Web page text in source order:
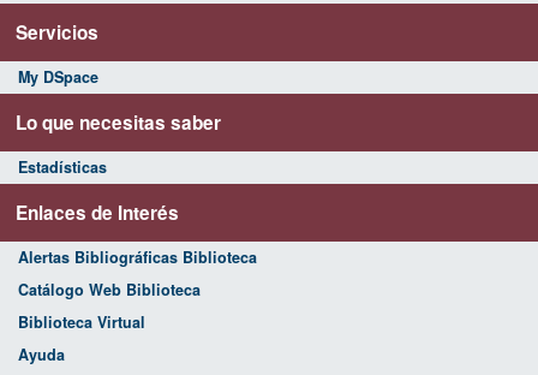
Servicios
My DSpace
Lo que necesitas saber
Estadísticas
Enlaces de Interés
Alertas Bibliográficas Biblioteca
Catálogo Web Biblioteca
Biblioteca Virtual
Ayuda